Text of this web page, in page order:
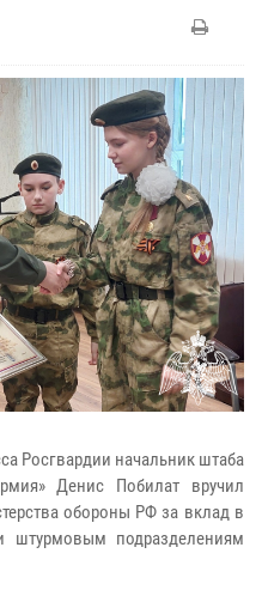
Росгвардии начальник штаба
Денис Побилат вручил
обороны РФ за вклад в
штурмовым подразделениям